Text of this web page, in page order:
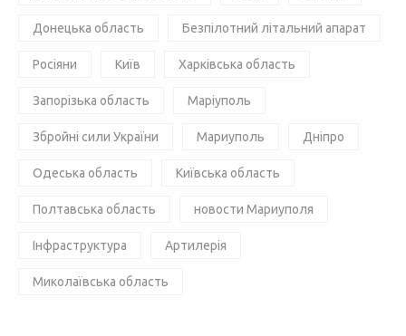
Донецька область Безпілотний літальний апарат
Росіяни Київ Харківська область
Запорізька область Маріуполь
Збройні сили України Мариуполь Дніпро
Одеська область Київська область
Полтавська область новости Мариуполя
Інфраструктура Артилерія
Миколаївська область